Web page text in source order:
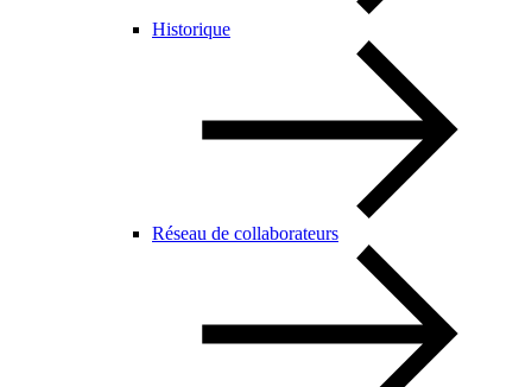
Historique
Réseau de collaborateurs